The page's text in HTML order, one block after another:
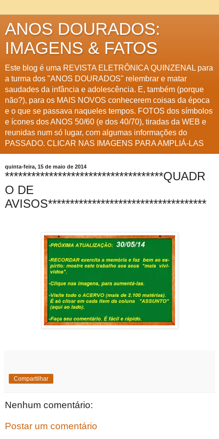
ANOS DOURADOS:
IMAGENS & FATOS
Este blog é uma REVISTA ELETRÔNICA QUINZENAL para
a turma dos "ANOS DOURADOS" relembrar e matar
saudades da infância e adolescência. E, também (porque
não?), para os MAIS NOVOS conhecerem coisas da época
e o que se passava naqueles tempos. FOTOS dos símbolos
e ícones dos ANOS 50/60 (e dos 40/70), tiradas da WEB e
reunidas num só lugar, com algumas informações do
PASSADO. CLICAR NAS IMAGENS PARA AMPLIÁ-LAS
quinta-feira, 15 de maio de 2014
************************************QUADR
O DE
AVISOS************************************
Compartilhar
Nenhum comentário:
Postar um comentário